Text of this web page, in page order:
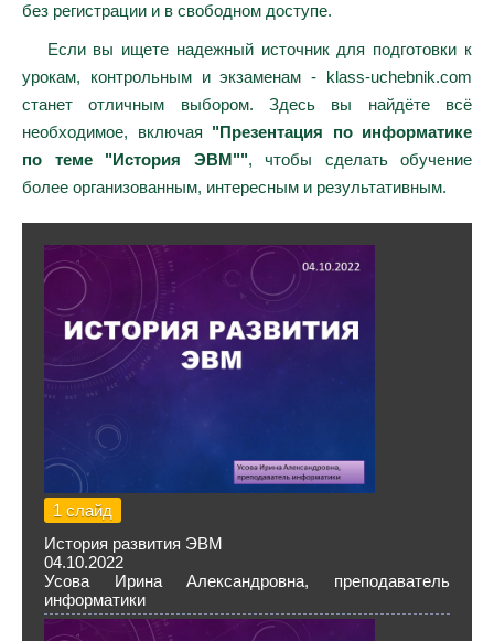
без регистрации и в свободном доступе.
Если вы ищете надежный источник для подготовки к
урокам, контрольным и экзаменам - klass-uchebnik.com
станет отличным выбором. Здесь вы найдёте всё
необходимое, включая "Презентация по информатике
по теме "История ЭВМ"", чтобы сделать обучение
более организованным, интересным и результативным.
1 слайд
История развития ЭВМ
04.10.2022
Усова Ирина Александровна, преподаватель
информатики